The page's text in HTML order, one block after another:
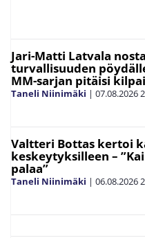
Jari-Matti Latvala
turvallisuuden
MM-sarjan pitäisi
Taneli Niinimäki | 07.08.2026
Valtteri Bottas kertoi
keskeytyksilleen –
palaa”
Taneli Niinimäki | 06.08.2026